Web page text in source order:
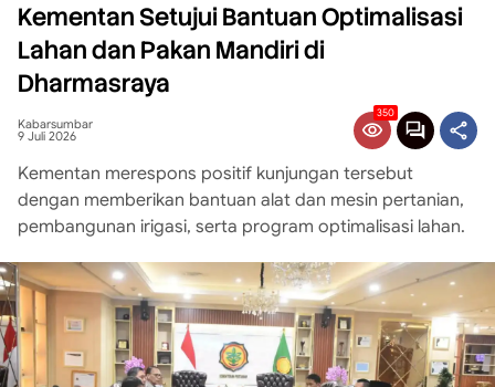
Kementan Setujui Bantuan Optimalisasi
Lahan dan Pakan Mandiri di
Dharmasraya
Kabarsumbar
9 Juli 2026
350
Kementan merespons positif kunjungan tersebut
dengan memberikan bantuan alat dan mesin pertanian,
pembangunan irigasi, serta program optimalisasi lahan.